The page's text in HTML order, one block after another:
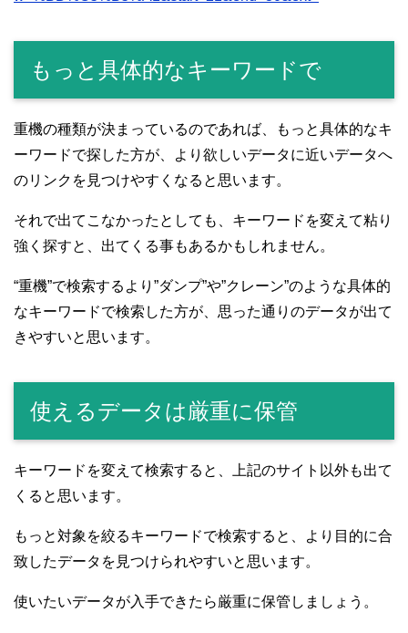
もっと具体的なキーワードで
重機の種類が決まっているのであれば、もっと具体的なキ
ーワードで探した方が、より欲しいデータに近いデータへ
のリンクを見つけやすくなると思います。
それで出てこなかったとしても、キーワードを変えて粘り
強く探すと、出てくる事もあるかもしれません。
“重機”で検索するより”ダンプ”や”クレーン”のような具体的
なキーワードで検索した方が、思った通りのデータが出て
きやすいと思います。
使えるデータは厳重に保管
キーワードを変えて検索すると、上記のサイト以外も出て
くると思います。
もっと対象を絞るキーワードで検索すると、より目的に合
致したデータを見つけられやすいと思います。
使いたいデータが入手できたら厳重に保管しましょう。